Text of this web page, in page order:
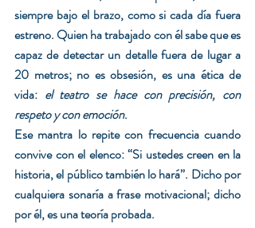
siempre bajo el brazo, como si cada día fuera
estreno. Quien ha trabajado con él sabe que es
capaz de detectar un detalle fuera de lugar a
20 metros; no es obsesión, es una ética de
vida: el teatro se hace con precisión, con
respeto y con emoción.
Ese mantra lo repite con frecuencia cuando
convive con el elenco: “Si ustedes creen en la
historia, el público también lo hará”. Dicho por
cualquiera sonaría a frase motivacional; dicho
por él, es una teoría probada.